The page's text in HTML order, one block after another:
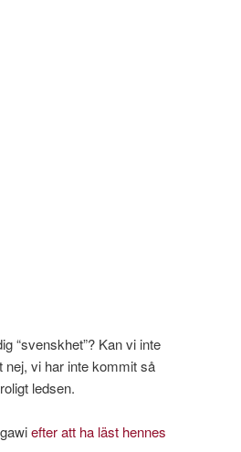
“svenskhet”? Kan vi inte
nej, vi har inte kommit så
ledsen.
efter att ha läst hennes